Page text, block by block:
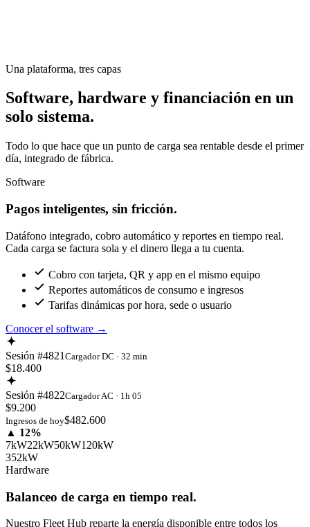
Una plataforma, tres capas
Software, hardware y financiación en un
solo sistema.
Todo lo que hace que un punto de carga sea rentable desde el primer
día, integrado de fábrica.
Software
Pagos inteligentes, sin fricción.
Datáfono integrado, cobro automático y reportes en tiempo real.
Cada carga se factura sola y el dinero llega a tu cuenta.
Cobro con tarjeta, QR y app en el mismo equipo
Reportes automáticos de consumo e ingresos
Tarifas dinámicas por hora, sede o usuario
Conocer el software →
Sesión #4821 Cargador DC · 32 min
$18.400
Sesión #4822Cargador AC · 1h 05
$9.200
Ingresos de hoy$482.600
▲ 12%
7kW22kW50kW120kW
352kW
Hardware
Balanceo de carga en tiempo real.
Nuestro Fleet Hub reparte la energía disponible entre todos los